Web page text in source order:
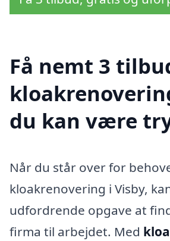
Få nemt 3
du kan være
Når du står over for
kloakrenovering i Visby,
udfordrende opgave at
firma til arbejdet. Med